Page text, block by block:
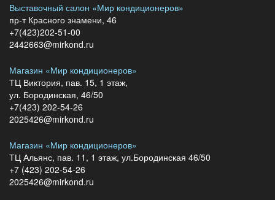
Выставочный салон «Мир кондиционеров»
пр-т Красного знамени, 46
+7(423)202-51-00
2442663@mirkond.ru
Магазин «Мир кондиционеров»
ТЦ Виктория, пав. 15, 1 этаж,
ул. Бородинская, 46/50
+7(423) 202-54-26
2025426@mirkond.ru
Магазин «Мир кондиционеров»
ТЦ Альянс, пав. 11, 1 этаж, ул.Бородинская 46/50
+7 (423) 202-54-26
2025426@mirkond.ru